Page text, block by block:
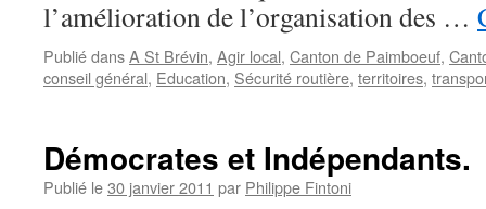
l’amélioration de l’organisation des …
Publié dansA St Brévin, Agir local, Canton de Paimboeuf,
conseil général, Education, Sécurité routière, territoires,
Démocrates et Indépendants.
Publié le30 janvier 2011 par Philippe Fintoni